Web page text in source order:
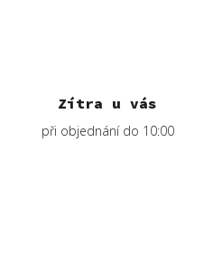
Zítra u vás
při objednání do 10:00